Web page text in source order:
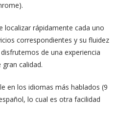
localizar rápidamente cada uno
correspondientes y su fluidez
de una experiencia
calidad.
en los idiomas más hablados (9
lo cual es otra facilidad